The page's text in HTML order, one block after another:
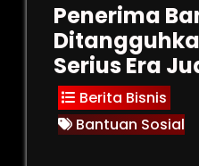
Penerima
Serius Era
Berita Bisnis
Bantuan Sosial